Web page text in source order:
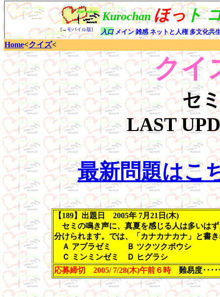
Home<クイズ<
クイ
セ
LAST
最新問題はこ
【189】出題日 2005年 7月21日(木)
セミの鳴き声に、真夏を感じる人は多いは
分けられます。では、「カナカナカナ」と書
Ａ アブラゼミ Ｂ ツクツクボウシ
Ｃ ミンミンゼミ Ｄ ヒグラシ
応募締切 2005/ 7/28(木)午前６時 難易度･･